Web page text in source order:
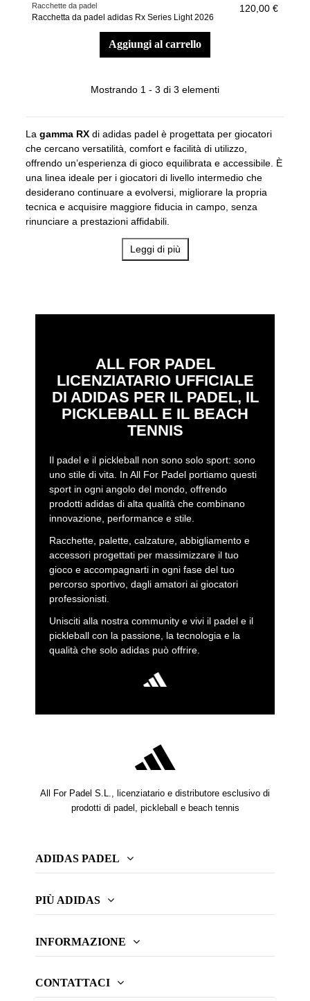
Racchette da padel
Racchetta da padel adidas Rx Series Light 2026
120,00 €
aggiungi al carrello
Mostrando 1 - 3 di 3 elementi
Lagamma RX di adidas padel è progettata per giocatori
che cercano versatilità, comfort e facilità di utilizzo,
offrendo un’esperienza di gioco equilibrata e accessibile. È
una linea ideale per i giocatori di livello intermedio che
desiderano continuare a evolversi, migliorare la propria
tecnica e acquisire maggiore fiducia in campo, senza
rinunciare a prestazioni affidabili.
RX si è evoluta come una gamma orientata a offrire una
sensazione di controllo e comfort, grazie a strutture stabili,
ridurre gli errori e mantenere il controllo per tutta la durata
focalizzate sul miglioramento della maneggevolezza,
dell’assorbimento delle vibrazioni e della stabilità
all’impatto.
Leggi di più
ALL FOR PADEL
LICENZIATARIO UFFICIALE
DI ADIDAS PER IL PADEL, IL
PICKLEBALL E IL BEACH
TENNIS
Il padel e il pickleball non sono solo sport: sono
uno stile di vita. In All For Padel portiamo questi
sport in ogni angolo del mondo, offrendo
prodotti adidas di alta qualità che combinano
innovazione, performance e stile.
Racchette, palette, calzature, abbigliamento e
accessori progettati per massimizzare il tuo
gioco e accompagnarti in ogni fase del tuo
percorso sportivo, dagli amatori ai giocatori
professionisti.
Unisciti alla nostra community e vivi il padel e il
pickleball con la passione, la tecnologia e la
qualità che solo adidas può offrire.
All For Padel S.L., licenziatario e distributore esclusivo di
prodotti di padel, pickleball e beach tennis
ADIDAS PADEL
PIÙ ADIDAS
INFORMAZIONE
CONTATTACI